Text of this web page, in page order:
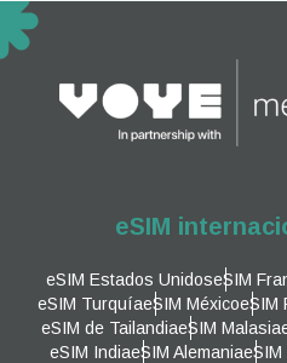
eSIM
eSIM Estados UnidoseSIM
eSIM TurquíaeSIM MéxicoeSIM
eSIM de TailandiaeSIM Malasia
eSIM IndiaeSIM AlemaniaeSIM